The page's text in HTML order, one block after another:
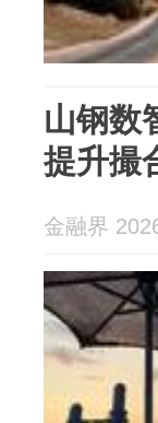
山钢数
提升撮
金融界